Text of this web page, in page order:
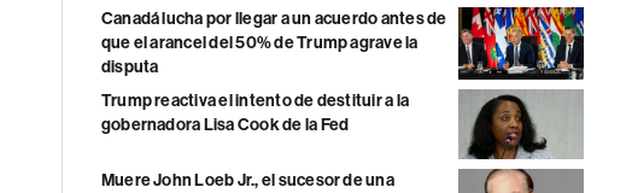
Canadá lucha por llegar a un acuerdo antes de
que el arancel del 50% de Trump agrave la
disputa
Trump reactiva el intento de destituir a la
gobernadora Lisa Cook de la Fed
Muere John Loeb Jr., el sucesor de una